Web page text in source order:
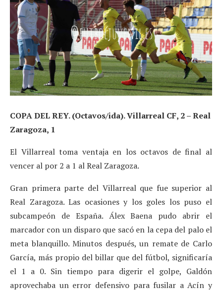
COPA DEL REY. (Octavos/ida). Villarreal CF, 2 – Real
Zaragoza, 1
El Villarreal toma ventaja en los octavos de final al
vencer al por 2 a 1 al Real Zaragoza.
Gran primera parte del Villarreal que fue superior al
Real Zaragoza. Las ocasiones y los goles los puso el
subcampeón de España. Álex Baena pudo abrir el
marcador con un disparo que sacó en la cepa del palo el
meta blanquillo. Minutos después, un remate de Carlo
García, más propio del billar que del fútbol, significaría
el 1 a 0. Sin tiempo para digerir el golpe, Galdón
aprovechaba un error defensivo para fusilar a Acín y